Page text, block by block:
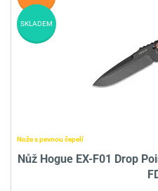
KONTAKTY
Nože s pevnou čepelí
Nůž Hogue EX-F01 Drop
SKLADEM